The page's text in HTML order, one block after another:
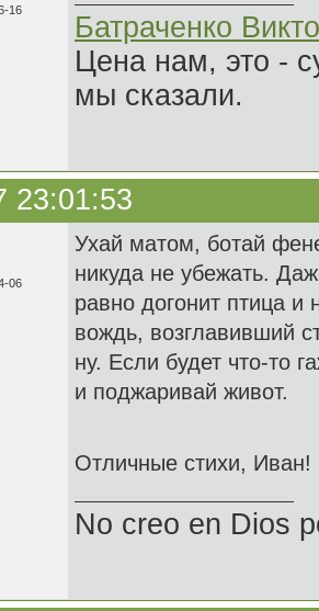
16
Батраченко
Цена нам, это -
мы сказали.
23:01:53
06
Ухай матом, ботай
никуда не убежать.
равно догонит птица
вождь, возглавивший
ну. Если будет что-то
и поджаривай живот.
Отличные стихи, Иван!
No creo en Dios